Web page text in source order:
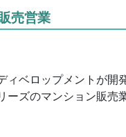
売営業
ィベロップメントが開
ーズのマンション販売